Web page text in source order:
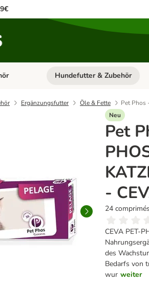
Kategorie-Menü öffnen:
Hundefutter & Zubehör
Ergänzungsfutter Öle & Fette
Pet Phos
Neu
Pet
-
24 comprimés
CEVA PET-
des
Bedarfs von
wur weiter